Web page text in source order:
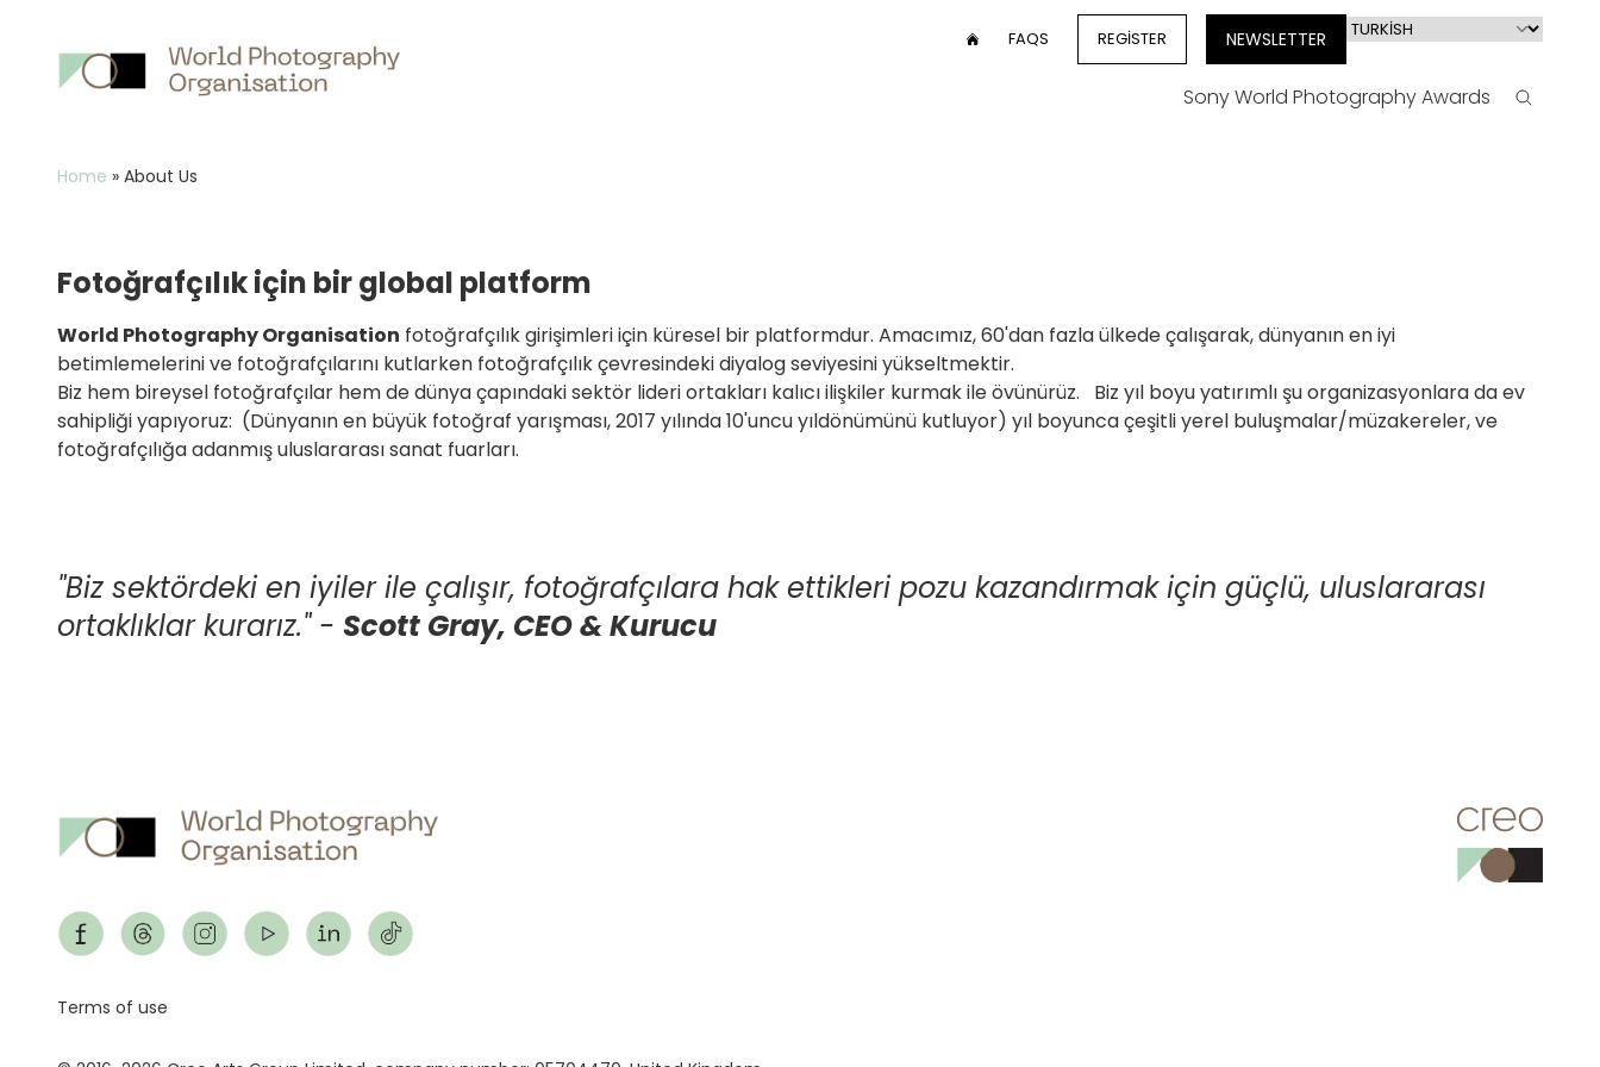
UserFAQS REGISTER NEWSLETTER
Select
language
Sony World Photography Awards Search
Breadcrumb
Home » About Us
Fotoğrafçılık için bir global platform
World Photography Organisation fotoğrafçılık girişimleri için küresel bir platformdur. Amacımız, 60'dan fazla ülkede çalışarak, dünyanın en iyi
betimlemelerini ve fotoğrafçılarını kutlarken fotoğrafçılık çevresindeki diyalog seviyesini yükseltmektir.
Biz hem bireysel fotoğrafçılar hem de dünya çapındaki sektör lideri ortakları kalıcı ilişkiler kurmak ile övünürüz. Biz yıl boyu yatırımlı şu organizasyonlara da ev
sahipliği yapıyoruz: (Dünyanın en büyük fotoğraf yarışması, 2017 yılında 10'uncu yıldönümünü kutluyor) yıl boyunca çeşitli yerel buluşmalar/müzakereler, ve
fotoğrafçılığa adanmış uluslararası sanat fuarları.
"Biz sektördeki en iyiler ile çalışır, fotoğrafçılara hak ettikleri pozu kazandırmak için güçlü, uluslararası
ortaklıklar kurarız."- Scott Gray, CEO & Kurucu
Footer
Terms of use